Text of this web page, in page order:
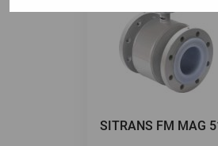
SITRANS FM MAG